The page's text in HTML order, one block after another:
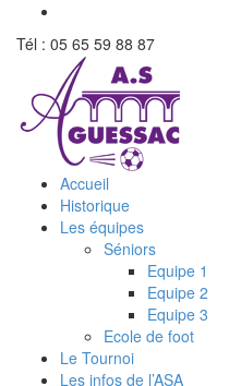
Tél : 05 65 59 88 87
Accueil
Historique
Les équipes
Séniors
Equipe 1
Equipe 2
Equipe 3
Ecole de foot
Le Tournoi
Les infos de l’ASA